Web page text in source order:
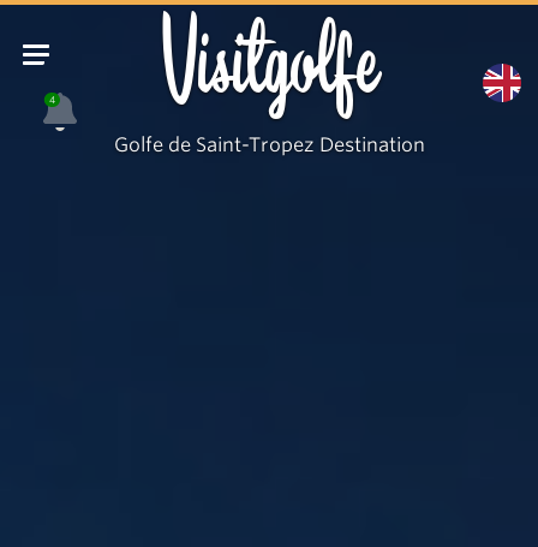
4 Visitgolfe
Golfe de Saint-Tropez Destination